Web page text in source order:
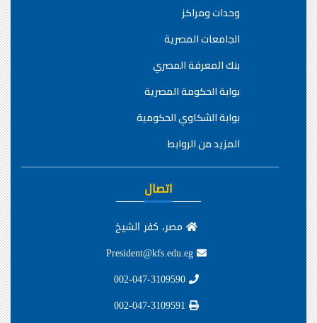
وحدات ومراكز
الجامعات المصرية
بنك المعرفة المصري
بوابة الحكومة المصرية
بوابة الشكاوي الحكومية
المزيد من الروابط
اتصال
مصر، كفر الشيخ